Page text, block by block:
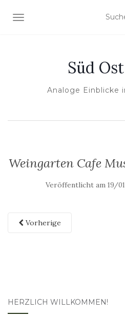
NAVIGATION UMSCHALTEN
Süd
Analoge Einblicke
Weingarten Cafe
Veröffentlicht am 19/
Vorherige
HERZLICH WILLKOMMEN!